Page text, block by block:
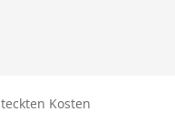
Kosten